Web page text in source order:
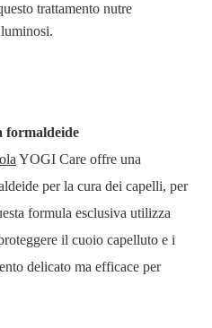
trattamento nutre
formaldeide
YOGI Care offre una
per la cura dei capelli, per
formula esclusiva utilizza
il cuoio capelluto e i
delicato ma efficace per